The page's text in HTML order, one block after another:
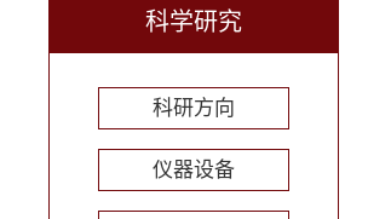
科学研究
科研方向
仪器设备